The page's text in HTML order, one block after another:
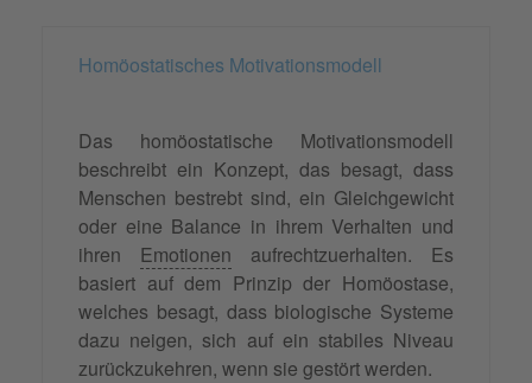
Homöostatisches Motivationsmodell
Das homöostatische Motivationsmodell
beschreibt ein Konzept, das besagt, dass
Menschen bestrebt sind, ein Gleichgewicht
oder eine Balance in ihrem Verhalten und
ihren Emotionen aufrechtzuerhalten. Es
basiert auf dem Prinzip der Homöostase,
welches besagt, dass biologische Systeme
dazu neigen, sich auf ein stabiles Niveau
zurückzukehren, wenn sie gestört werden.